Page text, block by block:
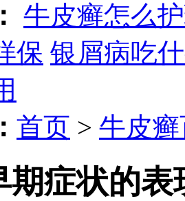
牛皮癣怎么
保 银屑病吃
首页 > 牛皮
期症状的表